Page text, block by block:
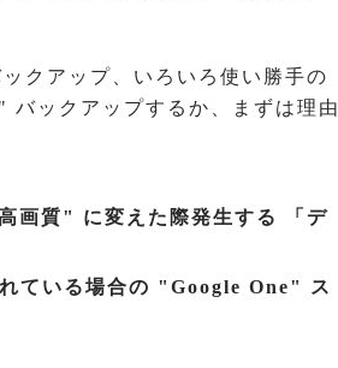
クアップ、いろいろ使い勝手の
ックアップするか、まずは理由
画質" に変えた際発生する 「デ
ている場合の "Google One" ス